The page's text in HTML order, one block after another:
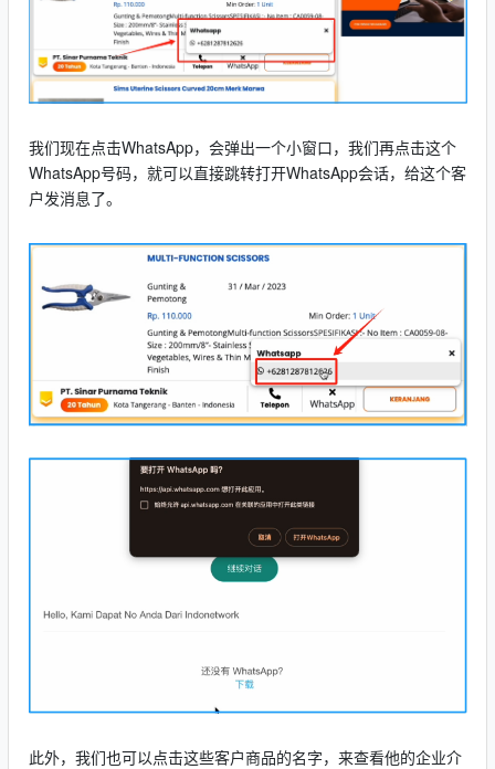
我们现在点击WhatsApp，会弹出一个小窗口，我们再点击这个
WhatsApp号码，就可以直接跳转打开WhatsApp会话，给这个客
户发消息了。
此外，我们也可以点击这些客户商品的名字，来查看他的企业介